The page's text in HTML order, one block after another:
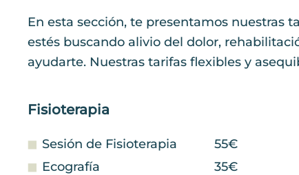
En esta sección, te presentamos nuestras
estés buscando alivio del dolor,
ayudarte. Nuestras tarifas flexibles y
Fisioterapia
Sesión de Fisioterapia
55€
Ecografía
35€